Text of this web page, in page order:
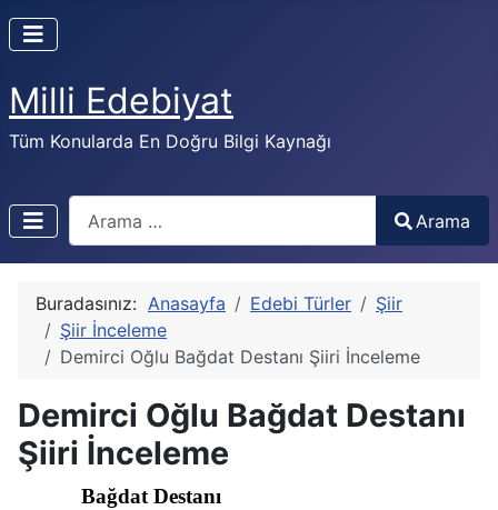
Milli Edebiyat
Tüm Konularda En Doğru Bilgi Kaynağı
Arama
Buradasınız: Anasayfa Edebi Türler
Şiir
Şiir İnceleme
Demirci Oğlu Bağdat Destanı Şiiri İnceleme
Demirci Oğlu Bağdat Destanı
Şiiri İnceleme
Bağdat Destanı